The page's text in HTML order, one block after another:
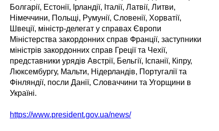
Болгарії, Естонії, Ірландії, Італії, Латвії, Литви,
Німеччини, Польщі, Румунії, Словенії, Хорватії,
Швеції, міністр-делегат у справах Європи
Міністерства закордонних справ Франції, заступники
міністрів закордонних справ Греції та Чехії,
представники урядів Австрії, Бельгії, Іспанії, Кіпру,
Люксембургу, Мальти, Нідерландів, Португалії та
Фінляндії, посли Данії, Словаччини та Угорщини в
Україні.
https://www.president.gov.ua/news/